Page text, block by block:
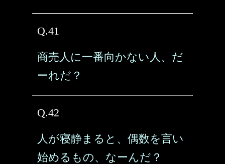
Q.41
商売人に一番向かない人、だ
ーれだ？
Q.42
人が寝静まると、偶数を言い
始めるもの、なーんだ？